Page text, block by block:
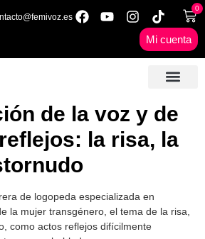
0
Mi cuenta
de la voz y de
la risa, la
de logopeda especializada en
la mujer transgénero, el tema de la risa,
como actos reflejos difícilmente